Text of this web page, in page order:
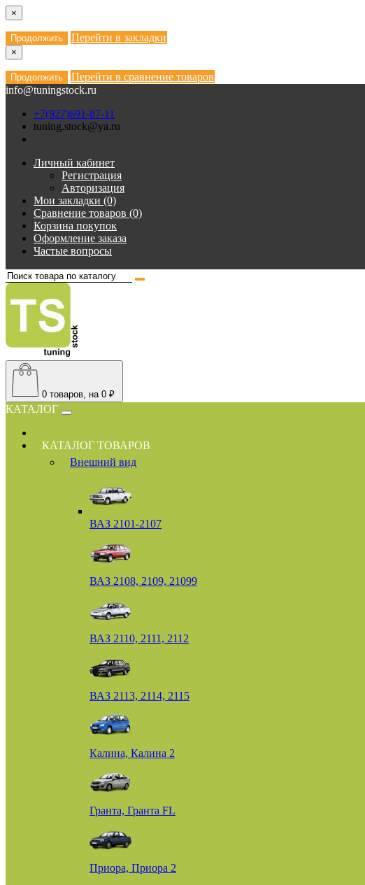
×
Продолжить Перейти в закладки
×
Продолжить
Перейти в сравнение товаров
info@tuningstock.ru
+7(927)691-87-11
tuning.stock@ya.ru
Личный кабинет
Регистрация
Авторизация
Мои закладки (0)
Сравнение товаров (0)
Корзина покупок
Оформление заказа
Частые вопросы
0 товаров, на 0 ₽
КАТАЛОГ
КАТАЛОГ ТОВАРОВ
Внешний вид
ВАЗ 2101-2107
ВАЗ 2108, 2109, 21099
ВАЗ 2110, 2111, 2112
ВАЗ 2113, 2114, 2115
Калина, Калина 2
Гранта, Гранта FL
Приора, Приора 2